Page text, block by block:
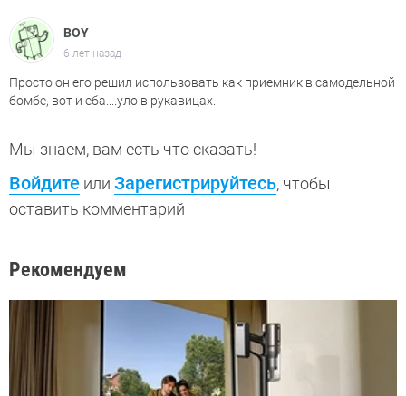
BOY
6 лет назад
Просто он его решил использовать как приемник в самодельной
бомбе, вот и еба....уло в рукавицах.
Мы знаем, вам есть что сказать!
Войдите или Зарегистрируйтесь, чтобы
оставить комментарий
Рекомендуем